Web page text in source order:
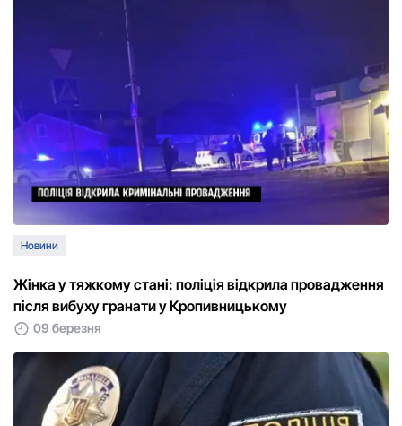
Новини
Жінка у тяжкому стані: поліція відкрила провадження
після вибуху гранати у Кропивницькому
09 березня